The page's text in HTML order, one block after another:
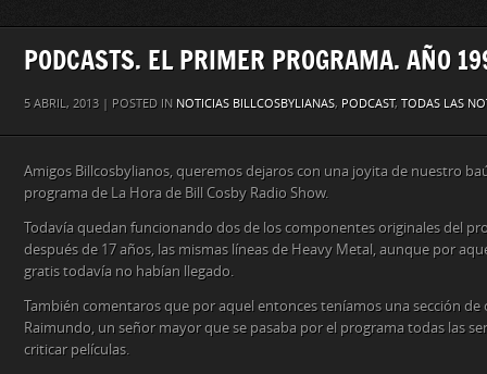
PODCASTS. EL PRIMER PROGRAMA. AÑO
5 ABRIL, 2013 | POSTED IN NOTICIAS BILLCOSBYLIANAS, PODCAST, TODAS LAS
Amigos Billcosbylianos, queremos dejaros con una joyita de nuestro
programa de La Hora de Bill Cosby Radio Show.
Todavía quedan funcionando dos de los componentes originales del
después de 17 años, las mismas líneas de Heavy Metal, aunque por
gratis todavía no habían llegado.
También comentaros que por aquel entonces teníamos una sección de
Raimundo, un señor mayor que se pasaba por el programa todas las
criticar películas.